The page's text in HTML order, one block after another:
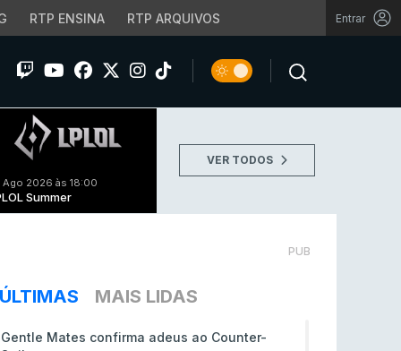
RTP ENSINA RTP ARQUIVOS Entrar
Ago 2026 às 18:00
Summer
VER TODOS
PUB
ÚLTIMAS MAIS LIDAS
Gentle Mates confirma adeus ao Counter-